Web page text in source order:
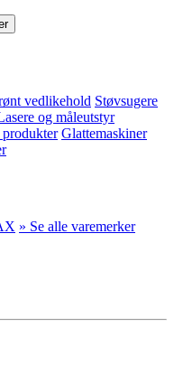
vedlikehold Støvsugere
og måleutstyr
Glattemaskiner
» Se alle varemerker